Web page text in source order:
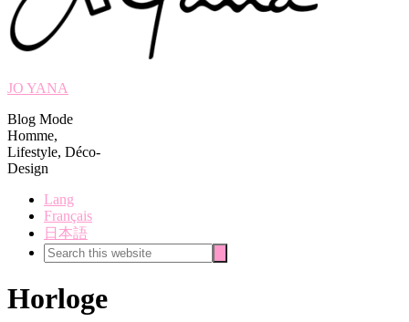
JO YANA
Blog Mode
Homme,
Lifestyle, Déco-
Design
Lang
Français
日本語
Search
this
Horloge